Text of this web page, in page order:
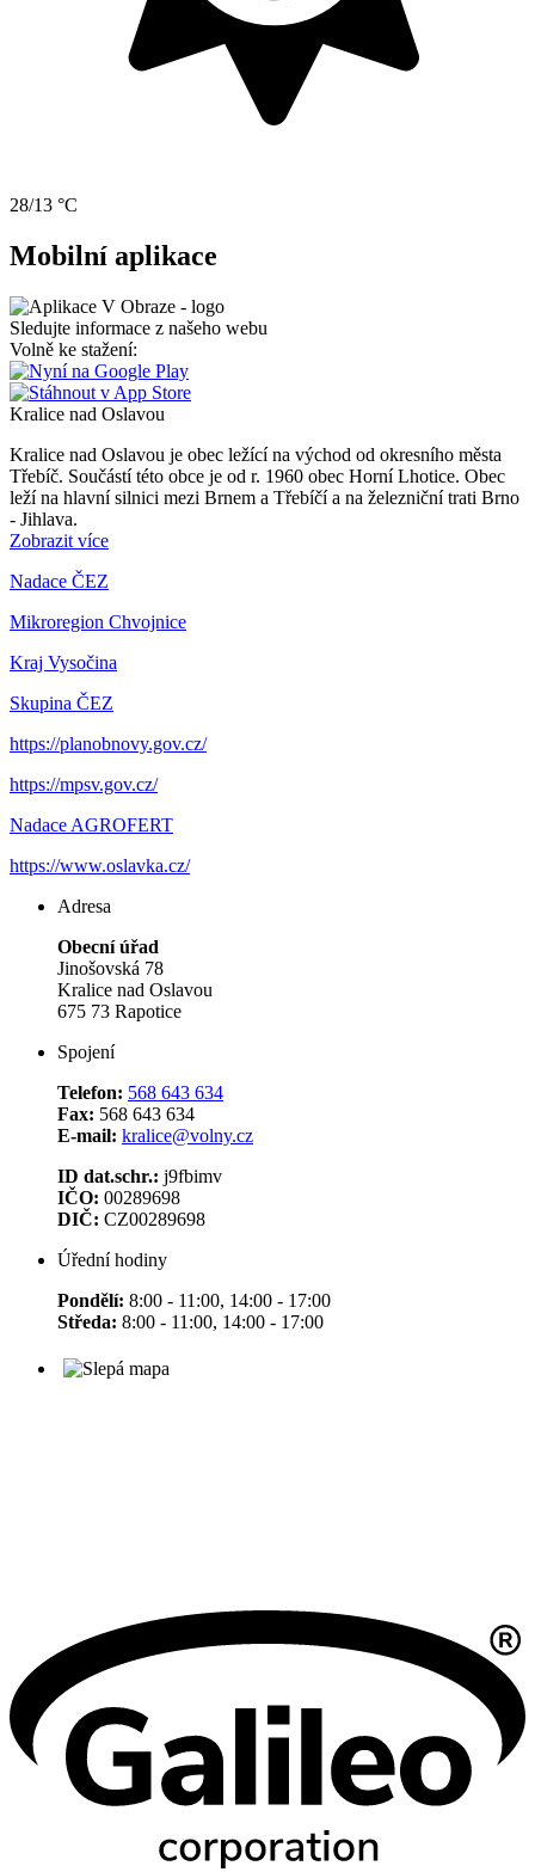
28/13 °C
Mobilní aplikace
Sledujte informace z našeho webu
Volně ke stažení:
Kralice nad Oslavou
Kralice nad Oslavou je obec ležící na východ od okresního města
Třebíč. Součástí této obce je od r. 1960 obec Horní Lhotice. Obec
leží na hlavní silnici mezi Brnem a Třebíčí a na železniční trati Brno
- Jihlava.
Zobrazit více
Nadace ČEZ
Mikroregion Chvojnice
Kraj Vysočina
Skupina ČEZ
https://planobnovy.gov.cz/
https://mpsv.gov.cz/
Nadace AGROFERT
https://www.oslavka.cz/
Adresa
Obecní úřad
Jinošovská 78
Kralice nad Oslavou
675 73 Rapotice
Spojení
Telefon: 568 643 634
Fax: 568 643 634
E-mail: kralice@volny.cz
ID dat.schr.: j9fbimv
IČO: 00289698
DIČ: CZ00289698
Úřední hodiny
Pondělí: 8:00 - 11:00, 14:00 - 17:00
Středa: 8:00 - 11:00, 14:00 - 17:00